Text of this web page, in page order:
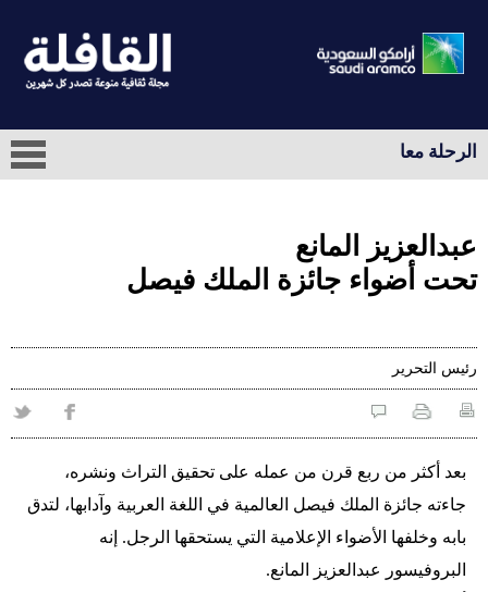
الرحلة معا
عبدالعزيز المانع
تحت أضواء جائزة الملك فيصل
رئيس التحرير
بعد أكثر من ربع قرن من عمله على تحقيق التراث ونشره،
جاءته جائزة الملك فيصل العالمية في اللغة العربية وآدابها، لتدق
بابه وخلفها الأضواء الإعلامية التي يستحقها الرجل. إنه
البروفيسور عبدالعزيز المانع.